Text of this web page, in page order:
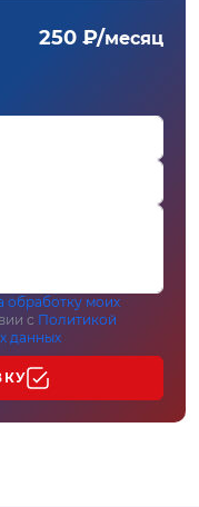
250 ₽/месяц
обработку моих
с Политикой
данных